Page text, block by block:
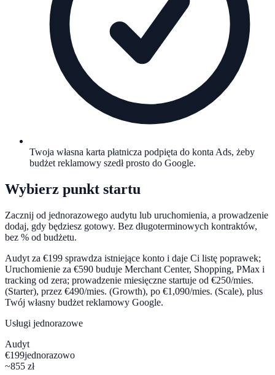
Twoja własna karta płatnicza podpięta do konta Ads, żeby
budżet reklamowy szedł prosto do Google.
Wybierz punkt startu
Zacznij od jednorazowego audytu lub uruchomienia, a prowadzenie
dodaj, gdy będziesz gotowy. Bez długoterminowych kontraktów,
bez % od budżetu.
Audyt za €199 sprawdza istniejące konto i daje Ci listę poprawek;
Uruchomienie za €590 buduje Merchant Center, Shopping, PMax i
tracking od zera; prowadzenie miesięczne startuje od €250/mies.
(Starter), przez €490/mies. (Growth), po €1,090/mies. (Scale), plus
Twój własny budżet reklamowy Google.
Usługi jednorazowe
Audyt
€199jednorazowo
~855 zł